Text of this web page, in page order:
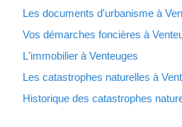
Les documents d'urbanisme à
Vos démarches foncières à
L'immobilier à Venteuges
Les catastrophes naturelles à
Historique des catastrophes